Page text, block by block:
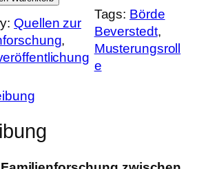
Quellen zur
Tags: Börde
Beverstedt
Musterungsroll
e